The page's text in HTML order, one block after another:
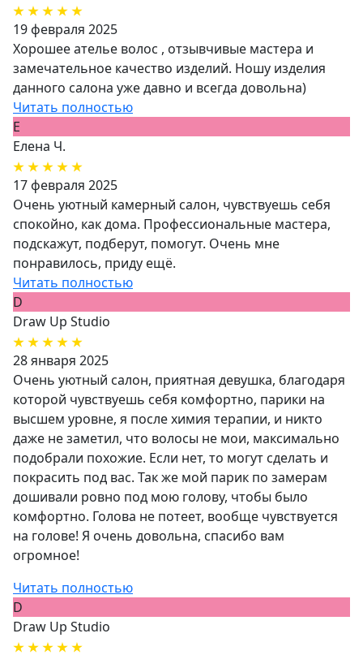
19 февраля 2025
Хорошее ателье волос , отзывчивые мастера и
замечательное качество изделий. Ношу изделия
данного салона уже давно и всегда довольна)
Читать полностью
Е
Елена Ч.
17 февраля 2025
Очень уютный камерный салон, чувствуешь себя
спокойно, как дома. Профессиональные мастера,
подскажут, подберут, помогут. Очень мне
понравилось, приду ещё.
Читать полностью
D
Draw Up Studio
28 января 2025
Очень уютный салон, приятная девушка, благодаря
которой чувствуешь себя комфортно, парики на
высшем уровне, я после химия терапии, и никто
даже не заметил, что волосы не мои, максимально
подобрали похожие. Если нет, то могут сделать и
покрасить под вас. Так же мой парик по замерам
дошивали ровно под мою голову, чтобы было
комфортно. Голова не потеет, вообще чувствуется
на голове! Я очень довольна, спасибо вам
огромное!
Читать полностью
D
Draw Up Studio